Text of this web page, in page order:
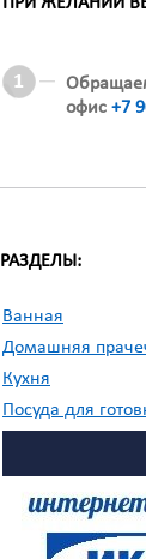
офис +7
РАЗДЕЛЫ:
Ванная
Домашняя
Кухня
Посуда для
Столовая
//